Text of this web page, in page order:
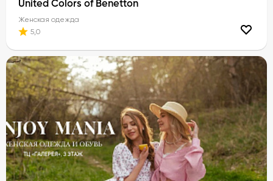
United Colors of Benetton
Женская одежда
5,0